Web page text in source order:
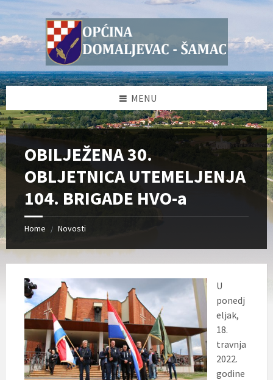
Skip
to
Skip
to
sidebar
Skip
to
sidebar
Skip
to
MENU
OBILJEŽENA 30.
OBLJETNICA UTEMELJENJA
104. BRIGADE HVO-a
Home / Novosti
U
ponedj
eljak,
18.
travnja
2022.
godine